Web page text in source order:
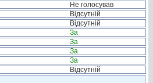
Не голосував
Відсутній
Відсутній
За
За
За
За
Відсутній